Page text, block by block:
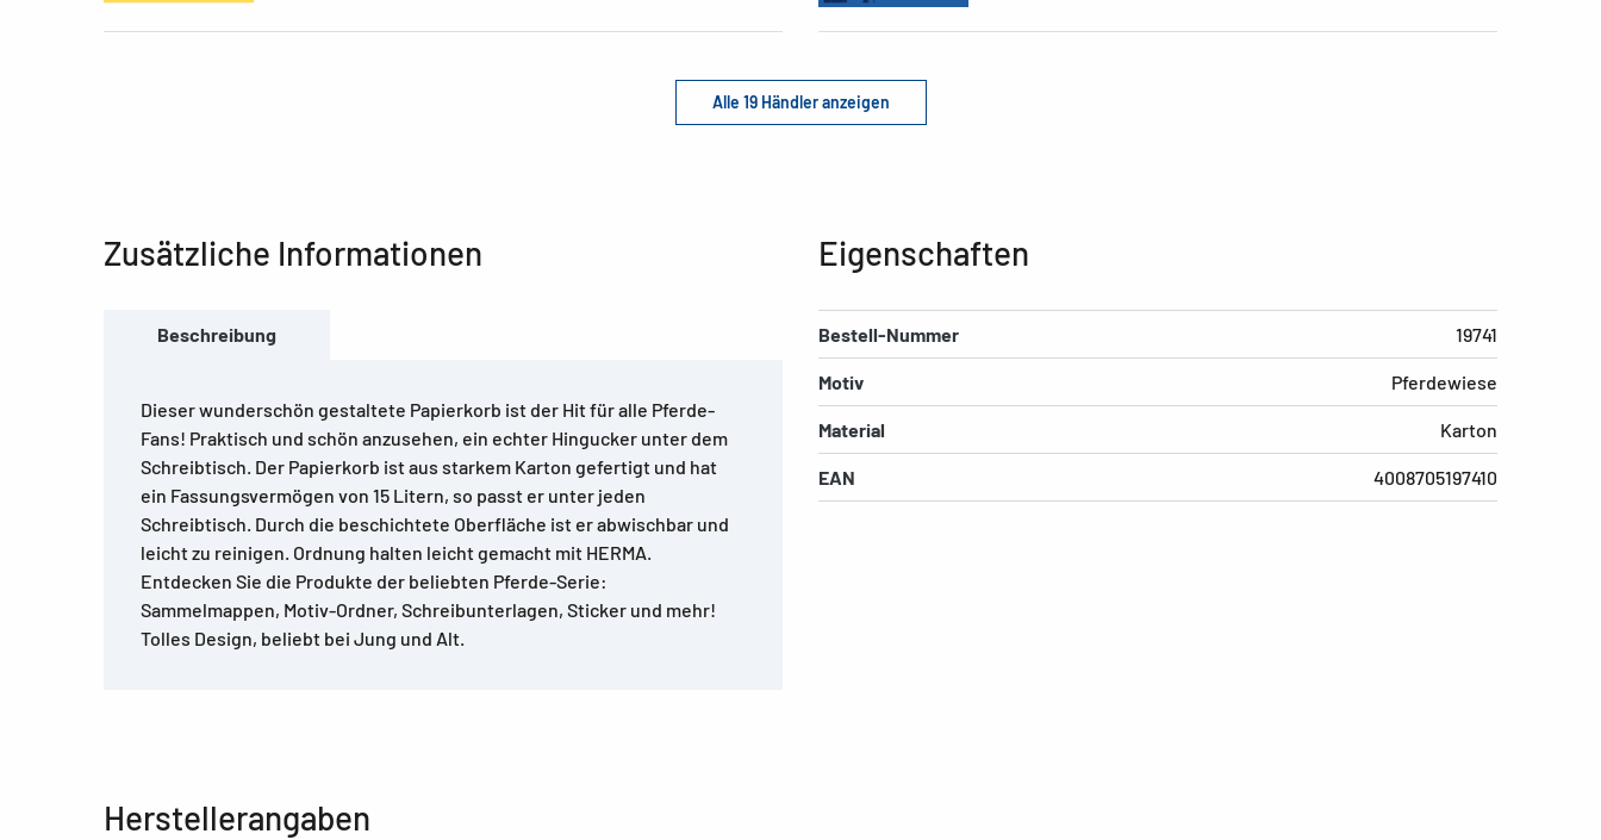
Alle 19 Händler anzeigen
Zusätzliche Informationen
Beschreibung
Dieser wunderschön gestaltete Papierkorb ist der Hit für alle Pferde-
Fans! Praktisch und schön anzusehen, ein echter Hingucker unter dem
Schreibtisch. Der Papierkorb ist aus starkem Karton gefertigt und hat
ein Fassungsvermögen von 15 Litern, so passt er unter jeden
Schreibtisch. Durch die beschichtete Oberfläche ist er abwischbar und
leicht zu reinigen. Ordnung halten leicht gemacht mit HERMA.
Entdecken Sie die Produkte der beliebten Pferde-Serie:
Sammelmappen, Motiv-Ordner, Schreibunterlagen, Sticker und mehr!
Tolles Design, beliebt bei Jung und Alt.
Eigenschaften
Bestell-Nummer 19741
Motiv Pferdewiese
Material Karton
EAN 4008705197410
Herstellerangaben